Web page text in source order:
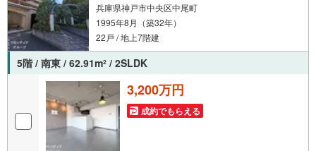
兵庫県神戸市中央区中尾町
1995年8月（築32年）
22戸 / 地上7階建
5階 / 南東 / 62.91m2 / 2SLDK
3,200万円
成約でもらえる